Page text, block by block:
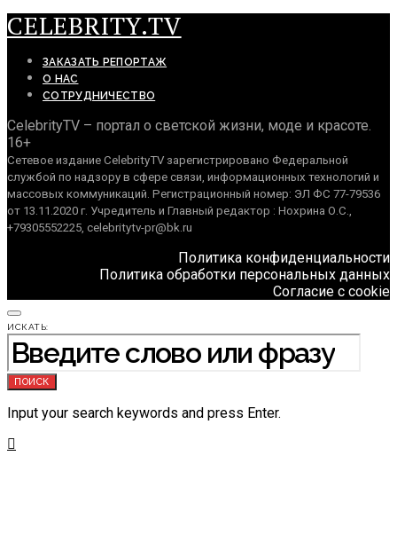
CELEBRITY.TV
ЗАКАЗАТЬ РЕПОРТАЖ
О НАС
СОТРУДНИЧЕСТВО
CelebrityTV – портал о светской жизни, моде и красоте.
16+
Сетевое издание CelebrityTV зарегистрировано Федеральной
службой по надзору в сфере связи, информационных технологий и
массовых коммуникаций. Регистрационный номер: ЭЛ ФС 77-79536
от 13.11.2020 г. Учредитель и Главный редактор : Нохрина О.С.,
+79305552225, celebritytv-pr@bk.ru
Политика конфиденциальности
Политика обработки персональных данных
Согласие с cookie
ИСКАТЬ:
ПОИСК
Input your search keywords and press Enter.